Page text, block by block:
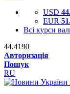
USD
EUR
Всі курси
44.4190
Авторизація
Пошук
RU